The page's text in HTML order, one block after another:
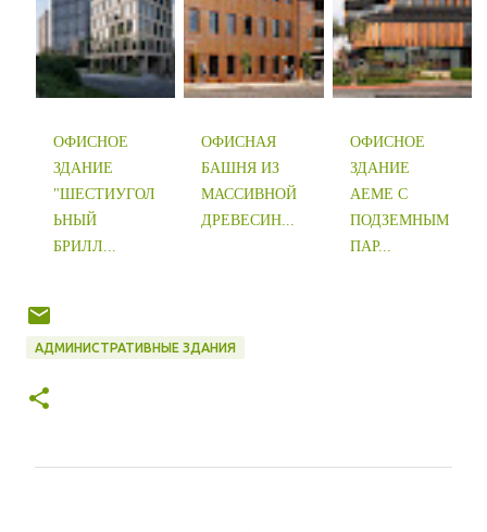
ОФИСНОЕ
ЗДАНИЕ
"ШЕСТИУГОЛ
ЬНЫЙ
БРИЛЛ...
ОФИСНАЯ
БАШНЯ ИЗ
МАССИВНОЙ
ДРЕВЕСИН...
ОФИСНОЕ
ЗДАНИЕ
AEME С
ПОДЗЕМНЫМ
ПАР...
АДМИНИСТРАТИВНЫЕ ЗДАНИЯ